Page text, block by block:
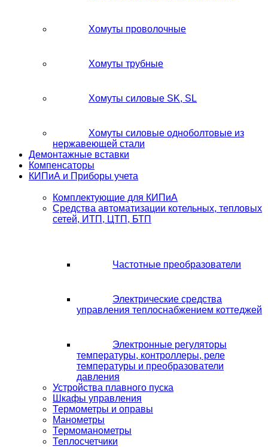
Хомуты проволочные
Хомуты трубные
Хомуты силовые SK, SL
Хомуты силовые одноболтовые из
нержавеющей стали
Демонтажные вставки
Компенсаторы
КИПиА и Приборы учета
Комплектующие для КИПиА
Средства автоматизации котельных, тепловых
сетей, ИТП, ЦТП, БТП
Частотные преобразователи
Электрические средства
управления теплоснабжением коттеджей
Электронные регуляторы
температуры, контроллеры, реле
температуры и преобразователи
давления
Устройства плавного пуска
Шкафы управления
Термометры и оправы
Манометры
Термоманометры
Теплосчетчики